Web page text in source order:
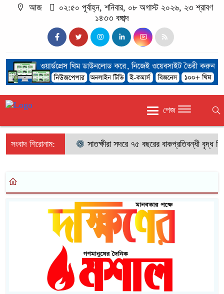
আজ
০২:৫০ পূর্বাহ্ন, শনিবার, ০৮ অগাস্ট ২০২৬, ২৩ শ্রাবণ
১৪৩৩ বঙ্গাব্দ
পেজ
সংবাদ শিরোনাম: সাতক্ষীরা সদরে ৭৫ বছরের বাকপ্রতিবন্ধী বৃদ্ধ